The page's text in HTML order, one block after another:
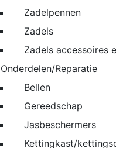
Zadelpennen
Zadels
Zadels accessoires
Onderdelen/Reparatie
Bellen
Gereedschap
Jasbeschermers
Kettingkast/